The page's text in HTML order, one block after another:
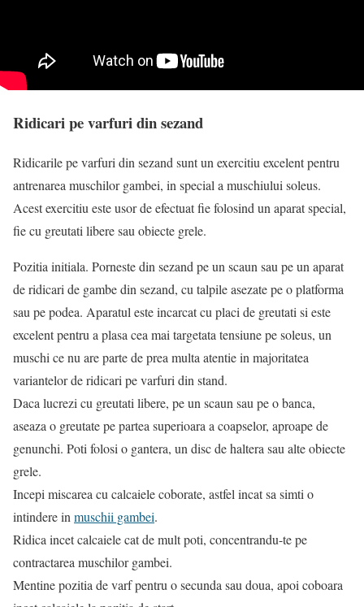
Ridicari pe varfuri din sezand
Ridicarile pe varfuri din sezand sunt un exercitiu excelent pentru
antrenarea muschilor gambei, in special a muschiului soleus.
Acest exercitiu este usor de efectuat fie folosind un aparat special,
fie cu greutati libere sau obiecte grele.
Pozitia initiala. Porneste din sezand pe un scaun sau pe un aparat
de ridicari de gambe din sezand, cu talpile asezate pe o platforma
sau pe podea. Aparatul este incarcat cu placi de greutati si este
excelent pentru a plasa cea mai targetata tensiune pe soleus, un
muschi ce nu are parte de prea multa atentie in majoritatea
variantelor de ridicari pe varfuri din stand.
Daca lucrezi cu greutati libere, pe un scaun sau pe o banca,
aseaza o greutate pe partea superioara a coapselor, aproape de
genunchi. Poti folosi o gantera, un disc de haltera sau alte obiecte
grele.
Incepi miscarea cu calcaiele coborate, astfel incat sa simti o
intindere in muschii gambei.
Ridica incet calcaiele cat de mult poti, concentrandu-te pe
contractarea muschilor gambei.
Mentine pozitia de varf pentru o secunda sau doua, apoi coboara